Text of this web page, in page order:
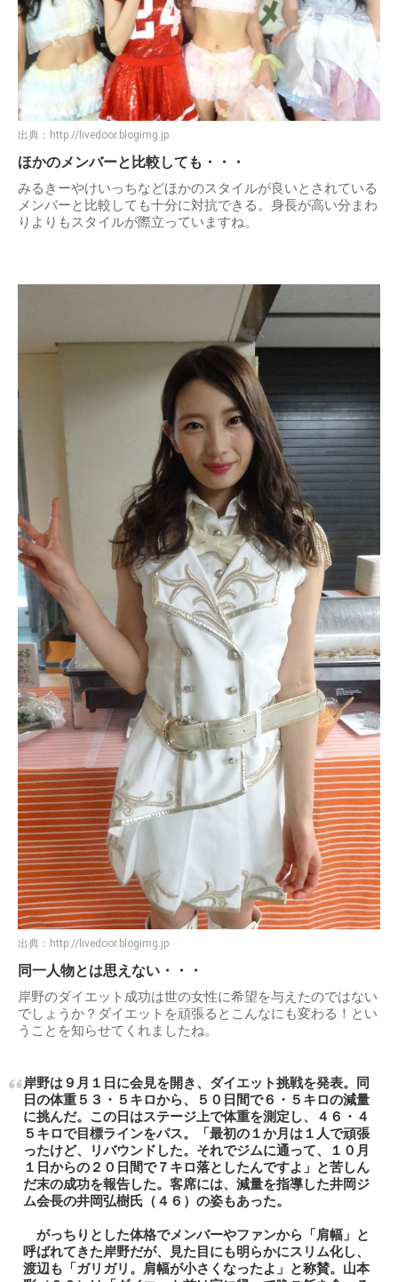
出典： http://livedoor.blogimg.jp
ほかのメンバーと比較しても・・・
みるきーやけいっちなどほかのスタイルが良いとされている
メンバーと比較しても十分に対抗できる。身長が高い分まわ
りよりもスタイルが際立っていますね。
出典： http://livedoor.blogimg.jp
同一人物とは思えない・・・
岸野のダイエット成功は世の女性に希望を与えたのではない
でしょうか？ダイエットを頑張るとこんなにも変わる！とい
うことを知らせてくれましたね。
岸野は９月１日に会見を開き、ダイエット挑戦を発表。同
日の体重５３・５キロから、５０日間で６・５キロの減量
に挑んだ。この日はステージ上で体重を測定し、４６・４
５キロで目標ラインをパス。「最初の１か月は１人で頑張
ったけど、リバウンドした。それでジムに通って、１０月
１日からの２０日間で７キロ落としたんですよ」と苦しん
だ末の成功を報告した。客席には、減量を指導した井岡ジ
ム会長の井岡弘樹氏（４６）の姿もあった。
がっちりとした体格でメンバーやファンから「肩幅」と
呼ばれてきた岸野だが、見た目にも明らかにスリム化し、
渡辺も「ガリガリ。肩幅が小さくなったよ」と称賛。山本